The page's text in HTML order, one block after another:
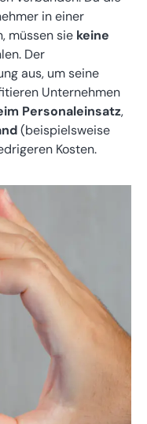
in einer
müssen sie keine
Der
aus, um seine
Unternehmen
Personaleinsatz,
(beispielsweise
Kosten.